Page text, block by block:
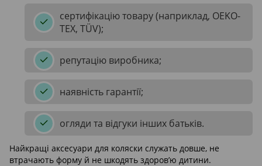
сертифікацію товару (наприклад, OEKO-
TEX, TÜV);
репутацію виробника;
наявність гарантії;
огляди та відгуки інших батьків.
Найкращі аксесуари для коляски служать довше, не
втрачають форму й не шкодять здоров’ю дитини.